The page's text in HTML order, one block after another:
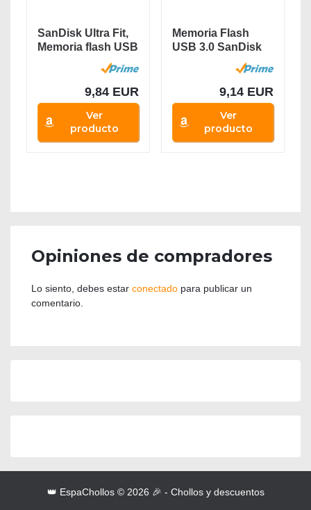
SanDisk Ultra Fit,
Memoria flash USB
3.1 de 64 GB...
9,84 EUR
Ver
producto
Memoria Flash
USB 3.0 SanDisk
Ultra de 64 GB,...
9,14 EUR
Ver
producto
Opiniones de compradores
Lo siento, debes estar conectado para publicar un
comentario.
👑 EspaChollos © 2026 🎉 - Chollos y descuentos